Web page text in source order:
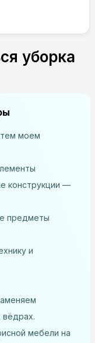
уборка
моем
конструкции —
предметы
и
мебели на